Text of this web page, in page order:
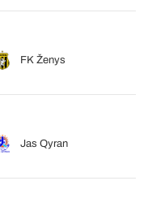
FK Ženys
Jas Qyran